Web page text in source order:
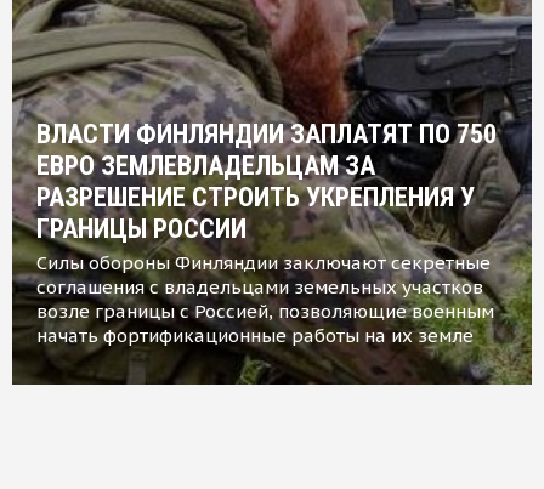
ВЛАСТИ ФИНЛЯНДИИ ЗАПЛАТЯТ ПО 750
ЕВРО ЗЕМЛЕВЛАДЕЛЬЦАМ ЗА
РАЗРЕШЕНИЕ СТРОИТЬ УКРЕПЛЕНИЯ У
ГРАНИЦЫ РОССИИ
Силы обороны Финляндии заключают секретные
соглашения с владельцами земельных участков
возле границы с Россией, позволяющие военным
начать фортификационные работы на их земле